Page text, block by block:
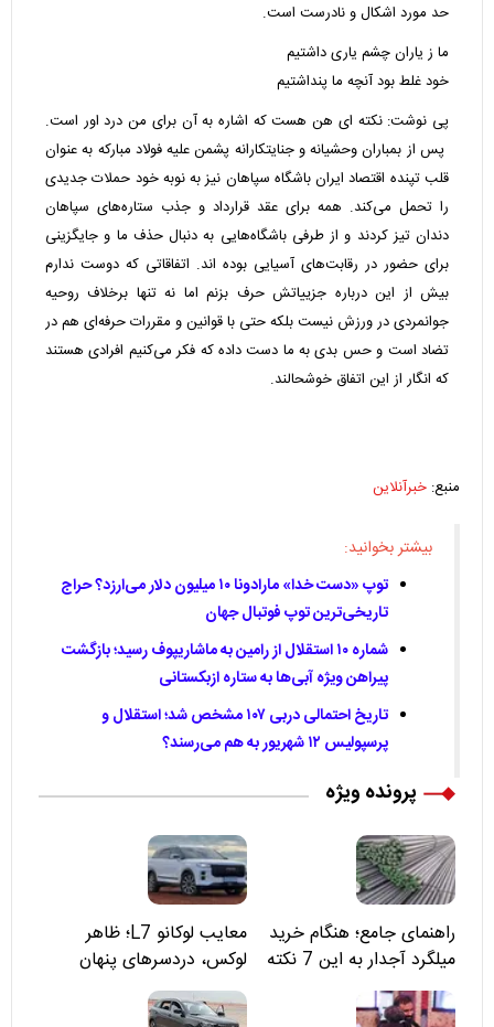
حد مورد اشکال و نادرست است.
ما ز یاران چشم یاری داشتیم
خود غلط بود آنچه ما پنداشتیم
پی نوشت: نکته ای هن هست که اشاره به آن برای من درد اور است.
پس از بمباران وحشیانه و جنایتکارانه پشمن علیه فولاد مبارکه به عنوان
قلب تپنده اقتصاد ایران باشگاه سپاهان نیز به نوبه خود حملات جدیدی
را تحمل می‌کند. همه برای عقد قرارداد و جذب ستاره‌های سپاهان
دندان تیز کردند و از طرفی باشگاه‌هایی به دنبال حذف ما و جایگزینی
برای حضور در رقابت‌های آسیایی بوده اند. اتفاقاتی که دوست ندارم
بیش از این درباره جزییاتش حرف بزنم اما نه تنها برخلاف روحیه
جوانمردی در ورزش نیست بلکه حتی با قوانین و مقررات حرفه‌ای هم در
تضاد است و حس بدی به ما دست داده که فکر می‌کنیم افرادی هستند
که انگار از این اتفاق خوشحالند.
منبع: خبرآنلاین
بیشتر بخوانید:
توپ «دست خدا» مارادونا ۱۰ میلیون دلار می‌ارزد؟ حراج
تاریخی‌ترین توپ فوتبال جهان
شماره ۱۰ استقلال از رامین به ماشاریپوف رسید؛ بازگشت
پیراهن ویژه آبی‌ها به ستاره ازبکستانی
تاریخ احتمالی دربی ۱۰۷ مشخص شد؛ استقلال و
پرسپولیس ۱۲ شهریور به هم می‌رسند؟
پرونده ویژه
راهنمای جامع؛ هنگام خرید
میلگرد آجدار به این 7 نکته
توجه کنید
معایب لوکانو L7؛ ظاهر
لوکس، دردسرهای پنهان